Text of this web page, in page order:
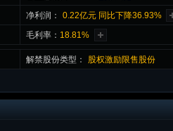
净利润：
0.22亿元 同比下降36.93%
毛利率： 18.81%
解禁股份类型： 股权激励限售股份